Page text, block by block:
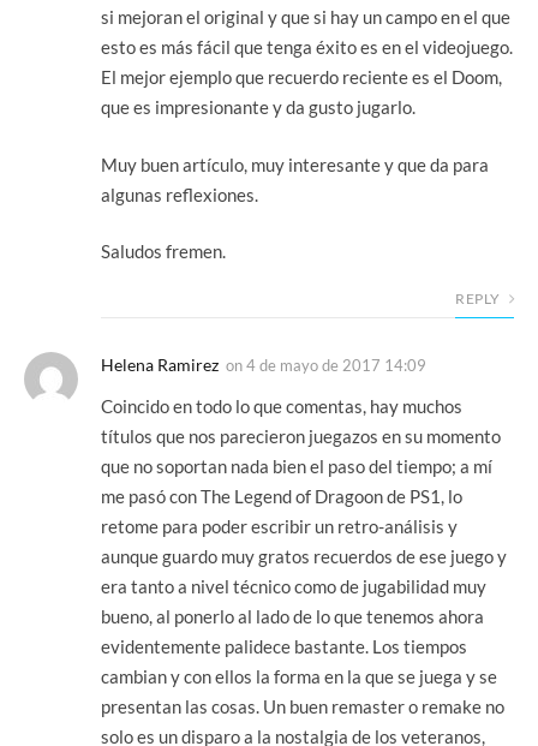
si mejoran el original y que si hay un campo en el que
esto es más fácil que tenga éxito es en el videojuego.
El mejor ejemplo que recuerdo reciente es el Doom,
que es impresionante y da gusto jugarlo.
Muy buen artículo, muy interesante y que da para
algunas reflexiones.
Saludos fremen.
REPLY
Helena Ramirez on4 de mayo de 2017 14:09
Coincido en todo lo que comentas, hay muchos
títulos que nos parecieron juegazos en su momento
que no soportan nada bien el paso del tiempo; a mí
me pasó con The Legend of Dragoon de PS1, lo
retome para poder escribir un retro-análisis y
aunque guardo muy gratos recuerdos de ese juego y
era tanto a nivel técnico como de jugabilidad muy
bueno, al ponerlo al lado de lo que tenemos ahora
evidentemente palidece bastante. Los tiempos
cambian y con ellos la forma en la que se juega y se
presentan las cosas. Un buen remaster o remake no
solo es un disparo a la nostalgia de los veteranos,